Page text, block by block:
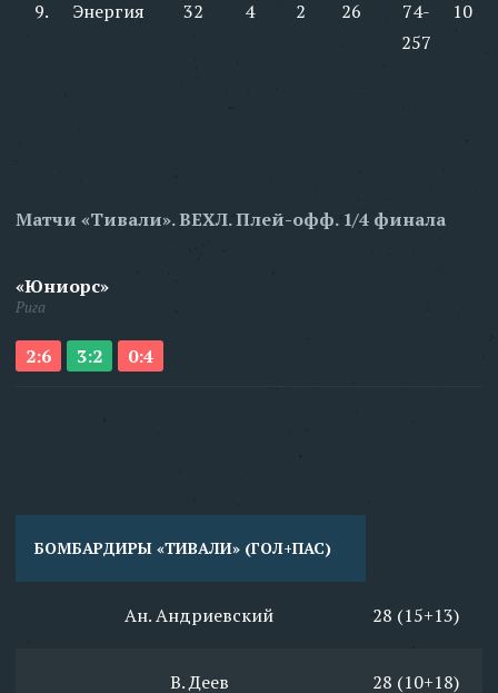
9. Энергия 32 4 2 26
74-
257
10
Матчи «Тивали». ВЕХЛ. Плей-офф. 1/4 финала
«Юниорс»
Рига
2:6 3:2 0:4
БОМБАРДИРЫ «ТИВАЛИ» (ГОЛ+ПАС)
Ан. Андриевский 28 (15+13)
В. Деев 28 (10+18)